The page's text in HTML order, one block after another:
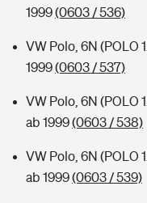
1999(0603 / 536)
VW Polo, 6N (POLO
1999(0603 / 537)
VW Polo, 6N (POLO
ab 1999(0603 / 538)
VW Polo, 6N (POLO
ab 1999(0603 / 539)